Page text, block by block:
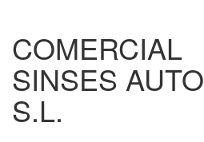
COMERCIAL
SINSES AUTO
S.L.